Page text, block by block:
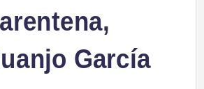
García